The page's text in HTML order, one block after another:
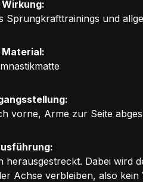
Wirkung:
und
Material:
vorne, Arme zur Seite
Dabei
Achse verbleiben, also